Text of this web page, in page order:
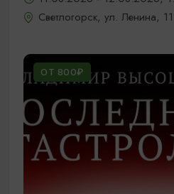
Светлогорск, ул. Ленина, 11
ОТ 800₽